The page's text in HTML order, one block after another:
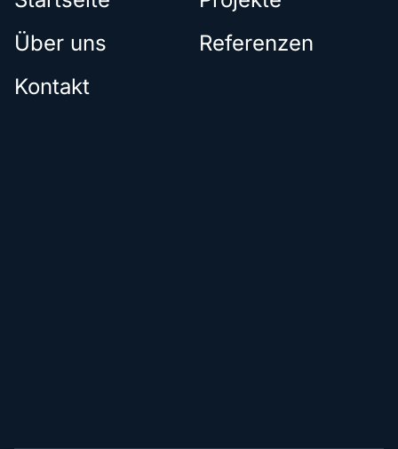
Über uns
Referenzen
Kontakt